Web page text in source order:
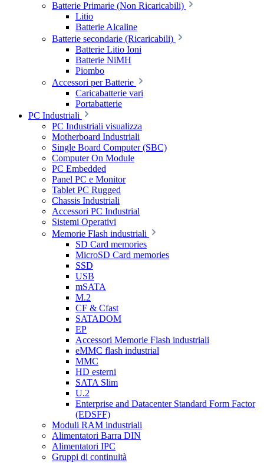
Batterie Primarie (Non Ricaricabili)
Litio
Batterie Alcaline
Batterie secondarie (Ricaricabili)
Batterie Litio Ioni
Batterie NiMH
Piombo
Accessori per Batterie
Caricabatterie vari
Portabatterie
PC Industriali
PC Industriali visualizza
Motherboard Industriali
Single Board Computer (SBC)
Computer On Module
PC Embedded
Panel PC e Monitor
Tablet PC Rugged
Chassis Industriali
Accessori PC Industrial
Sistemi Operativi
Memorie Flash industriali
SD Card memories
MicroSD Card memories
SSD
USB
mSATA
M.2
CF & Cfast
SATADOM
EP
Accessori Memorie Flash industriali
eMMC flash industrial
MMC
HD esterni
SATA Slim
U.2
Enterprise and Datacenter Standard Form Factor
(EDSFF)
Moduli RAM industriali
Alimentatori Barra DIN
Alimentatori IPC
Gruppi di continuità